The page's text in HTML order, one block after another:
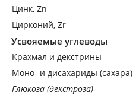
Цинк, Zn
Цирконий, Zr
Усвояемые углеводы
Крахмал и декстрины
Моно- и дисахариды (сахара)
Глюкоза (декстроза)